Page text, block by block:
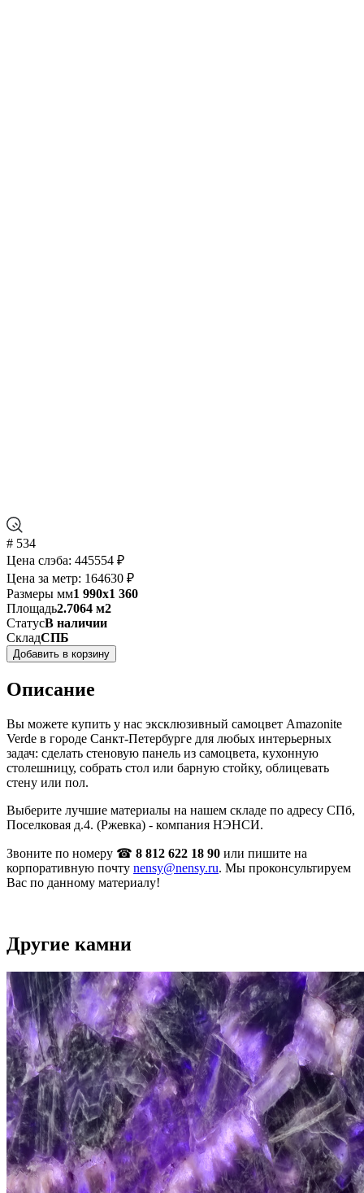
# 534
Цена слэба: 445554 ₽
Цена за метр: 164630 ₽
Размеры мм1 990x1 360
Площадь2.7064 м2
СтатусВ наличии
СкладСПБ
Добавить в корзину
Описание
Вы можете купить у нас эксклюзивный самоцвет Amazonite
Verde в городе Санкт-Петербурге для любых интерьерных
задач: сделать стеновую панель из самоцвета, кухонную
столешницу, собрать стол или барную стойку, облицевать
стену или пол.
Выберите лучшие материалы на нашем складе по адресу СПб,
Поселковая д.4. (Ржевка) - компания НЭНСИ.
Звоните по номеру ☎ 8 812 622 18 90 или пишите на
корпоративную почту nensy@nensy.ru. Мы проконсультируем
Вас по данному материалу!
Другие камни